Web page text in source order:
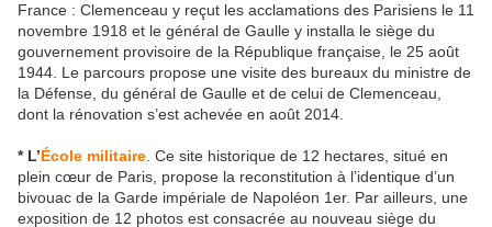
France : Clemenceau y reçut les acclamations des Parisiens le 11
novembre 1918 et le général de Gaulle y installa le siège du
gouvernement provisoire de la République française, le 25 août
1944. Le parcours propose une visite des bureaux du ministre de
la Défense, du général de Gaulle et de celui de Clemenceau,
dont la rénovation s’est achevée en août 2014.
* L’École militaire . Ce site historique de 12 hectares, situé en
plein cœur de Paris, propose la reconstitution à l’identique d’un
bivouac de la Garde impériale de Napoléon 1er. Par ailleurs, une
exposition de 12 photos est consacrée au nouveau siège du